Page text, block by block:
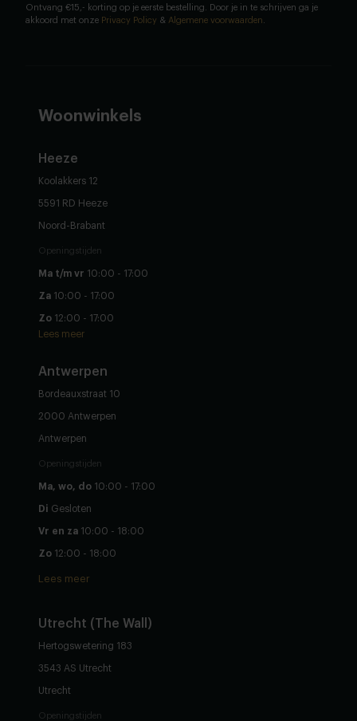
Ontvang €15,- korting op je eerste bestelling. Door je in te schrijven ga je
akkoord met onze Privacy Policy & Algemene voorwaarden
Woonwinkels
Heeze
Koolakkers 12
5591 RD Heeze
Noord-Brabant
Openingstijden
Ma t/m vr 10:00 - 17:00
Za 10:00 - 17:00
Zo 12:00 - 17:00
Lees meer
Antwerpen
Bordeauxstraat 10
2000 Antwerpen
Antwerpen
Openingstijden
Ma, wo, do 10:00 - 17:00
Di Gesloten
Vr en za 10:00 - 18:00
Zo 12:00 - 18:00
Lees meer
Utrecht (The Wall)
Hertogswetering 183
3543 AS Utrecht
Utrecht
Openingstijden